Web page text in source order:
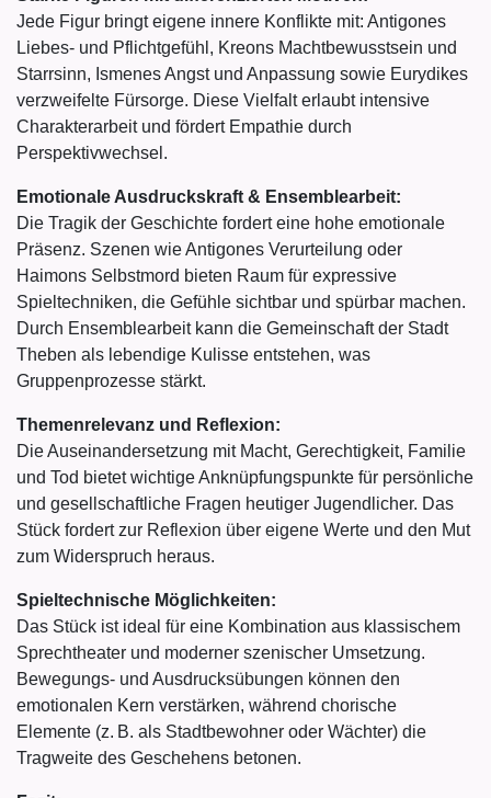
Jede Figur bringt eigene innere Konflikte mit: Antigones
Liebes- und Pflichtgefühl, Kreons Machtbewusstsein und
Starrsinn, Ismenes Angst und Anpassung sowie Eurydikes
verzweifelte Fürsorge. Diese Vielfalt erlaubt intensive
Charakterarbeit und fördert Empathie durch
Perspektivwechsel.
Emotionale Ausdruckskraft & Ensemblearbeit:
Die Tragik der Geschichte fordert eine hohe emotionale
Präsenz. Szenen wie Antigones Verurteilung oder
Haimons Selbstmord bieten Raum für expressive
Spieltechniken, die Gefühle sichtbar und spürbar machen.
Durch Ensemblearbeit kann die Gemeinschaft der Stadt
Theben als lebendige Kulisse entstehen, was
Gruppenprozesse stärkt.
Themenrelevanz und Reflexion:
Die Auseinandersetzung mit Macht, Gerechtigkeit, Familie
und Tod bietet wichtige Anknüpfungspunkte für persönliche
und gesellschaftliche Fragen heutiger Jugendlicher. Das
Stück fordert zur Reflexion über eigene Werte und den Mut
zum Widerspruch heraus.
Spieltechnische Möglichkeiten:
Das Stück ist ideal für eine Kombination aus klassischem
Sprechtheater und moderner szenischer Umsetzung.
Bewegungs- und Ausdrucksübungen können den
emotionalen Kern verstärken, während chorische
Elemente (z. B. als Stadtbewohner oder Wächter) die
Tragweite des Geschehens betonen.